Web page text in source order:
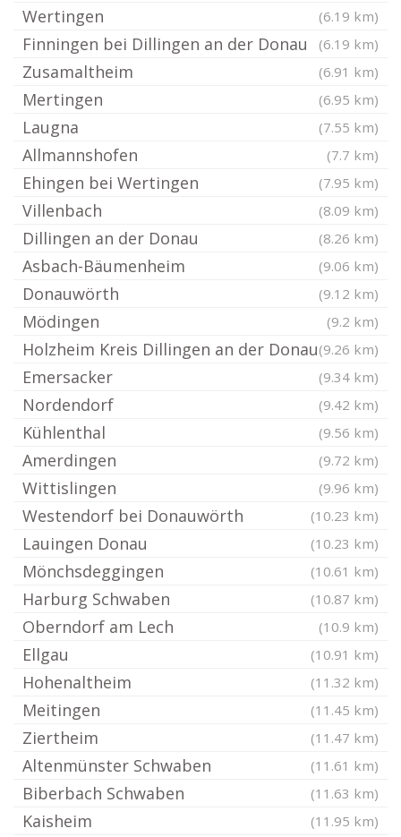
Wertingen (6.19 km)
Finningen bei Dillingen an der Donau (6.19 km)
Zusamaltheim (6.91 km)
Mertingen (6.95 km)
Laugna (7.55 km)
Allmannshofen (7.7 km)
Ehingen bei Wertingen (7.95 km)
Villenbach (8.09 km)
Dillingen an der Donau (8.26 km)
Asbach-Bäumenheim (9.06 km)
Donauwörth (9.12 km)
Mödingen (9.2 km)
Holzheim Kreis Dillingen an der Donau(9.26 km)
Emersacker (9.34 km)
Nordendorf (9.42 km)
Kühlenthal (9.56 km)
Amerdingen (9.72 km)
Wittislingen (9.96 km)
Westendorf bei Donauwörth (10.23 km)
Lauingen Donau (10.23 km)
Mönchsdeggingen (10.61 km)
Harburg Schwaben (10.87 km)
Oberndorf am Lech (10.9 km)
Ellgau (10.91 km)
Hohenaltheim (11.32 km)
Meitingen (11.45 km)
Ziertheim (11.47 km)
Altenmünster Schwaben (11.61 km)
Biberbach Schwaben (11.63 km)
Kaisheim (11.95 km)